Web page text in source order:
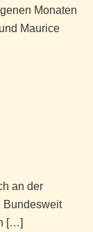
Monaten
Maurice
an der
Bundesweit
[…]